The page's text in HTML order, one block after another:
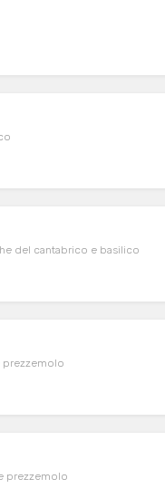
del cantabrico e basilico
prezzemolo
prezzemolo